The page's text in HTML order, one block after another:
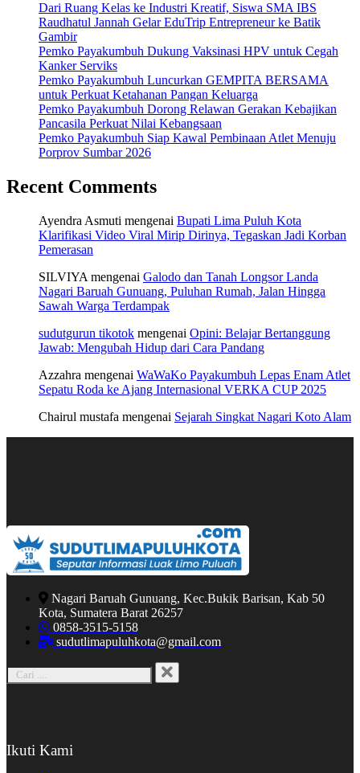
Dari Ruang Kelas ke Industri Kreatif, Siswa SMA IBS
Raudhatul Jannah Gelar EduTrip Entrepreneur ke Batik
Gambir
Pemko Payakumbuh Dukung Vaksinasi HPV untuk Cegah
Kanker Serviks
Pemko Payakumbuh Luncurkan GEMPITA BERSAMA
untuk Perkuat Ketahanan Pangan Keluarga
Pemko Payakumbuh Dorong Relawan Gerakan Kebajikan
Pancasila Perkuat Nilai Kebangsaan
Pemko Payakumbuh Siap Kawal Pembinaan Atlet Menuju
Porprov Sumbar 2026
Recent Comments
Ayendra Asmuti mengenai Bupati Lima Puluh Kota
Klarifikasi Video Viral Mirip Dirinya, Tegaskan Jadi Korban
Pemerasan
SILVIYA mengenai Galodo dan Tanah Longsor Landa
Nagari Baruah Gunuang, Puluhan Rumah, Jalan Hingga
Sawah Warga Terdampak
sudutgurun tikotok mengenai Opini: Belajar Bertanggung
Jawab: Mengubah Hidup dari Cara Pandang
Azzahra mengenai WaWaKo Payakumbuh Lepas Enam Atlet
Sepatu Roda ke Ajang Internasional VERKA CUP 2025
Chairul mustafa mengenai Sejarah Singkat Nagari Koto Alam
Nagari Baruah Gunuang, Kec.Bukik Barisan, Kab 50
Kota, Sumatera Barat 26257
0858-3515-5158
sudutlimapuluhkota@gmail.com
Ikuti Kami